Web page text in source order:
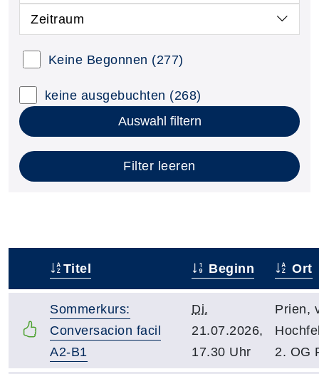
Zeitraum
Keine Begonnen (277)
keine ausgebuchten (268)
Auswahl filtern
Filter leeren
Titel Beginn Ort
Sommerkurs:
Conversacion facil
A2-B1
Di.
21.07.2026,
17.30 Uhr
Prien,
2. OG